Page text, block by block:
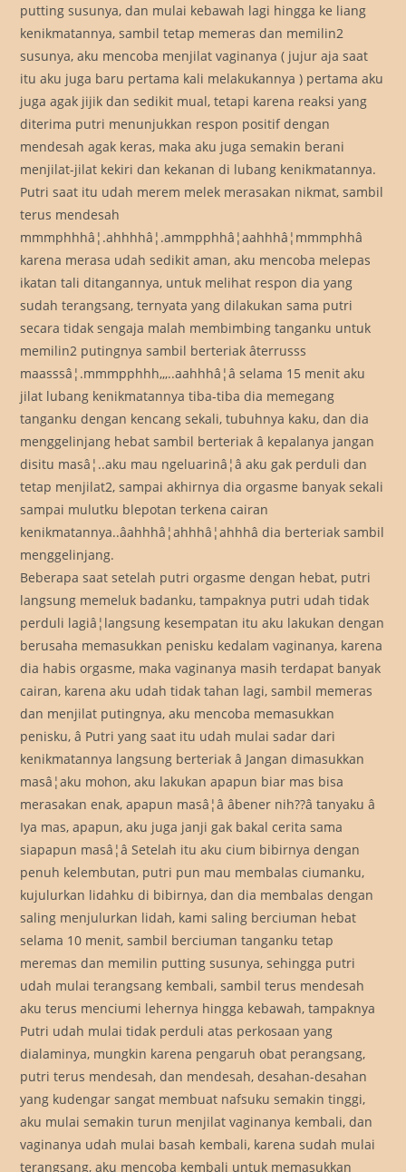
putting susunya, dan mulai kebawah lagi hingga ke liang
kenikmatannya, sambil tetap memeras dan memilin2
susunya, aku mencoba menjilat vaginanya ( jujur aja saat
itu aku juga baru pertama kali melakukannya ) pertama aku
juga agak jijik dan sedikit mual, tetapi karena reaksi yang
diterima putri menunjukkan respon positif dengan
mendesah agak keras, maka aku juga semakin berani
menjilat-jilat kekiri dan kekanan di lubang kenikmatannya.
Putri saat itu udah merem melek merasakan nikmat, sambil
terus mendesah
mmmphhhâ¦.ahhhhâ¦.ammpphhâ¦aahhhâ¦mmmphhâ
karena merasa udah sedikit aman, aku mencoba melepas
ikatan tali ditangannya, untuk melihat respon dia yang
sudah terangsang, ternyata yang dilakukan sama putri
secara tidak sengaja malah membimbing tanganku untuk
memilin2 putingnya sambil berteriak âterrusss
maasssâ¦.mmmpphhh,,,..aahhhâ¦â selama 15 menit aku
jilat lubang kenikmatannya tiba-tiba dia memegang
tanganku dengan kencang sekali, tubuhnya kaku, dan dia
menggelinjang hebat sambil berteriak â kepalanya jangan
disitu masâ¦..aku mau ngeluarinâ¦â aku gak perduli dan
tetap menjilat2, sampai akhirnya dia orgasme banyak sekali
sampai mulutku blepotan terkena cairan
kenikmatannya..âahhhâ¦ahhhâ¦ahhhâ dia berteriak sambil
menggelinjang.
Beberapa saat setelah putri orgasme dengan hebat, putri
langsung memeluk badanku, tampaknya putri udah tidak
perduli lagiâ¦langsung kesempatan itu aku lakukan dengan
berusaha memasukkan penisku kedalam vaginanya, karena
dia habis orgasme, maka vaginanya masih terdapat banyak
cairan, karena aku udah tidak tahan lagi, sambil memeras
dan menjilat putingnya, aku mencoba memasukkan
penisku, â Putri yang saat itu udah mulai sadar dari
kenikmatannya langsung berteriak â Jangan dimasukkan
masâ¦aku mohon, aku lakukan apapun biar mas bisa
merasakan enak, apapun masâ¦â âbener nih??â tanyaku â
Iya mas, apapun, aku juga janji gak bakal cerita sama
siapapun masâ¦â Setelah itu aku cium bibirnya dengan
penuh kelembutan, putri pun mau membalas ciumanku,
kujulurkan lidahku di bibirnya, dan dia membalas dengan
saling menjulurkan lidah, kami saling berciuman hebat
selama 10 menit, sambil berciuman tanganku tetap
meremas dan memilin putting susunya, sehingga putri
udah mulai terangsang kembali, sambil terus mendesah
aku terus menciumi lehernya hingga kebawah, tampaknya
Putri udah mulai tidak perduli atas perkosaan yang
dialaminya, mungkin karena pengaruh obat perangsang,
putri terus mendesah, dan mendesah, desahan-desahan
yang kudengar sangat membuat nafsuku semakin tinggi,
aku mulai semakin turun menjilat vaginanya kembali, dan
vaginanya udah mulai basah kembali, karena sudah mulai
terangsang, aku mencoba kembali untuk memasukkan